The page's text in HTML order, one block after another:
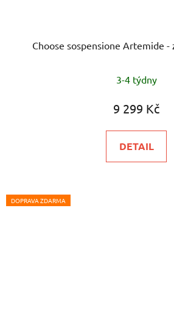
Choose sospensione Artemide -
3-4 týdny
9 299 Kč
DETAIL
DOPRAVA ZDARMA